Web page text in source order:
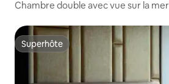
Chambre double avec vue sur la mer
Superhôte
Superhôte